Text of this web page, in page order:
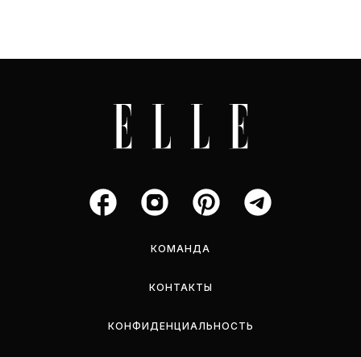
КОМАНДА
КОНТАКТЫ
КОНФИДЕНЦИАЛЬНОСТЬ